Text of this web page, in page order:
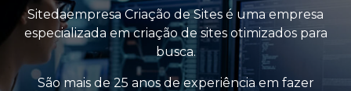
Sitedaempresa Criação de Sites é uma empresa
especializada em criação de sites otimizados para
busca.
São mais de 25 anos de experiência em fazer